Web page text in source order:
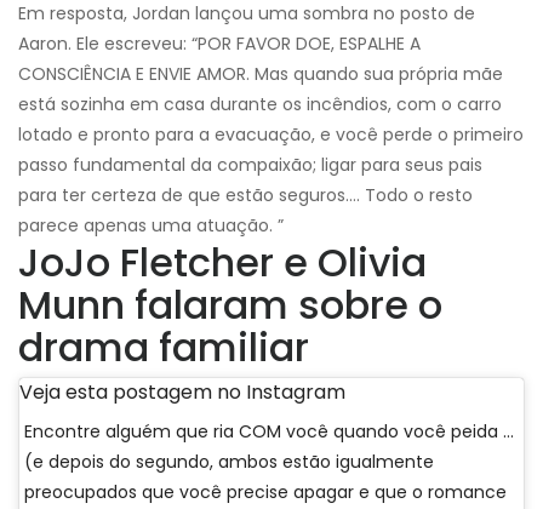
Em resposta, Jordan lançou uma sombra no posto de
Aaron. Ele escreveu: “POR FAVOR DOE, ESPALHE A
CONSCIÊNCIA E ENVIE AMOR. Mas quando sua própria mãe
está sozinha em casa durante os incêndios, com o carro
lotado e pronto para a evacuação, e você perde o primeiro
passo fundamental da compaixão; ligar para seus pais
para ter certeza de que estão seguros…. Todo o resto
parece apenas uma atuação. ”
JoJo Fletcher e Olivia
Munn falaram sobre o
drama familiar
Veja esta postagem no Instagram
Encontre alguém que ria COM você quando você peida ...
(e depois do segundo, ambos estão igualmente
preocupados que você precise apagar e que o romance